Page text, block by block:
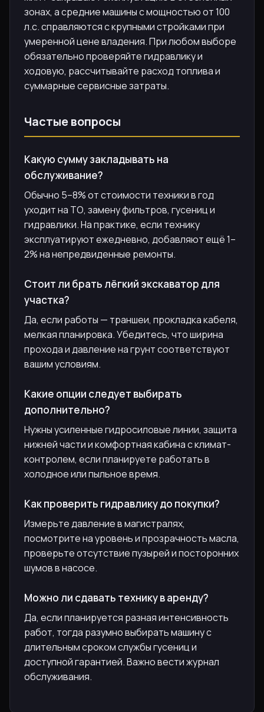
зонах, а средние машины с мощностью от 100
л.с. справляются с крупными стройками при
умеренной цене владения. При любом выборе
обязательно проверяйте гидравлику и
ходовую, рассчитывайте расход топлива и
суммарные сервисные затраты.
Частые вопросы
Какую сумму закладывать на
обслуживание?
Обычно 5–8% от стоимости техники в год
уходит на ТО, замену фильтров, гусениц и
гидравлики. На практике, если технику
эксплуатируют ежедневно, добавляют ещё 1–
2% на непредвиденные ремонты.
Стоит ли брать лёгкий экскаватор для
участка?
Да, если работы — траншеи, прокладка кабеля,
мелкая планировка. Убедитесь, что ширина
прохода и давление на грунт соответствуют
вашим условиям.
Какие опции следует выбирать
дополнительно?
Нужны усиленные гидросиловые линии, защита
нижней части и комфортная кабина с климат-
контролем, если планируете работать в
холодное или пыльное время.
Как проверить гидравлику до покупки?
Измерьте давление в магистралях,
посмотрите на уровень и прозрачность масла,
проверьте отсутствие пузырей и посторонних
шумов в насосе.
Можно ли сдавать технику в аренду?
Да, если планируется разная интенсивность
работ, тогда разумно выбирать машину с
длительным сроком службы гусениц и
доступной гарантией. Важно вести журнал
обслуживания.